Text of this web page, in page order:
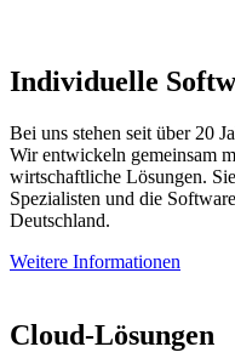
Individuelle
Bei uns stehen seit über 20
Wir entwickeln gemeinsam
wirtschaftliche Lösungen.
Spezialisten und die
Deutschland.
Weitere Informationen
Cloud-Lösungen